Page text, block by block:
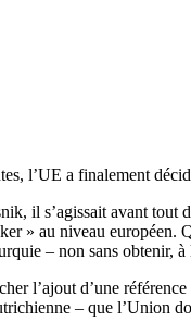
l’UE a finalement
il s’agissait avant
» au niveau
– non sans obtenir,
l’ajout d’une
– que l’Union